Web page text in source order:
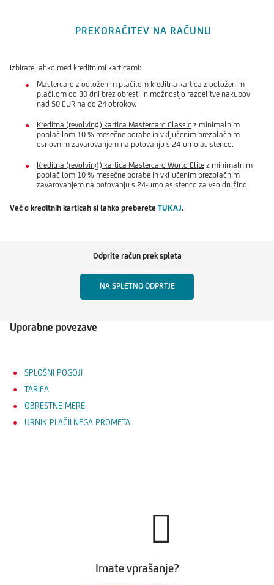
PREKORAČITEV NA RAČUNU
Izbirate lahko med kreditnimi karticami:
Mastercard z odloženim plačilom kreditna kartica z odloženim
plačilom do 30 dni brez obresti in možnostjo razdelitve nakupov
nad 50 EUR na do 24 obrokov.
Kreditna (revolving) kartica Mastercard Classic z minimalnim
poplačilom 10 % mesečne porabe in vključenim brezplačnim
osnovnim zavarovanjem na potovanju s 24-urno asistenco.
Kreditna (revolving) kartica Mastercard World Elite z minimalnim
poplačilom 10 % mesečne porabe in vključenim brezplačnim
zavarovanjem na potovanju s 24-urno asistenco za vso družino.
Več o kreditnih karticah si lahko preberete TUKAJ.
Odprite račun prek spleta
NA SPLETNO ODPRTJE
Uporabne povezave
SPLOŠNI POGOJI
TARIFA
OBRESTNE MERE
URNIK PLAČILNEGA PROMETA
Imate vprašanje?